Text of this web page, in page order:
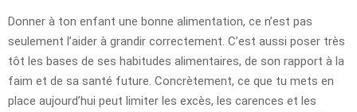
Donner à ton enfant une bonne alimentation, ce n’est pas
seulement l’aider à grandir correctement. C’est aussi poser très
tôt les bases de ses habitudes alimentaires, de son rapport à la
faim et de sa santé future. Concrètement, ce que tu mets en
place aujourd’hui peut limiter les excès, les carences et les